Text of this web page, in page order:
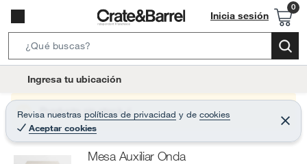
Inicia sesión
e
r
c
B
t
Ingresa tu ubicación
Revisa nuestras políticas de privacidad y de cookies
Aceptar cookies
C
e
r
Producto sin stock :(
Mesa Auxiliar Onda